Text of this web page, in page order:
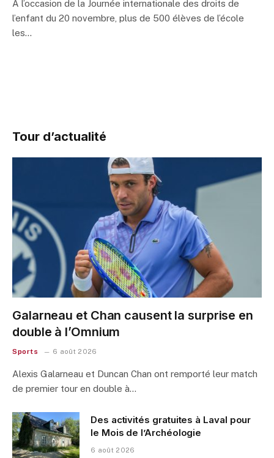
À l’occasion de la Journée internationale des droits de
l’enfant du 20 novembre, plus de 500 élèves de l’école
les…
Tour d’actualité
Galarneau et Chan causent la surprise en
double à l’Omnium
Sports 6 août 2026
Alexis Galarneau et Duncan Chan ont remporté leur match
de premier tour en double à…
Des activités gratuites à Laval pour
le Mois de l’Archéologie
6 août 2026